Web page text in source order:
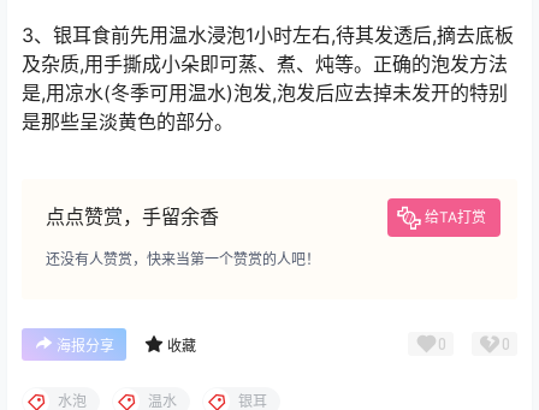
3、银耳食前先用温水浸泡1小时左右,待其发透后,摘去底板
及杂质,用手撕成小朵即可蒸、煮、炖等。正确的泡发方法
是,用凉水(冬季可用温水)泡发,泡发后应去掉未发开的特别
是那些呈淡黄色的部分。
点点赞赏，手留余香 给TA打赏
还没有人赞赏，快来当第一个赞赏的人吧！
海报分享 收藏 0 0
水泡 温水 银耳